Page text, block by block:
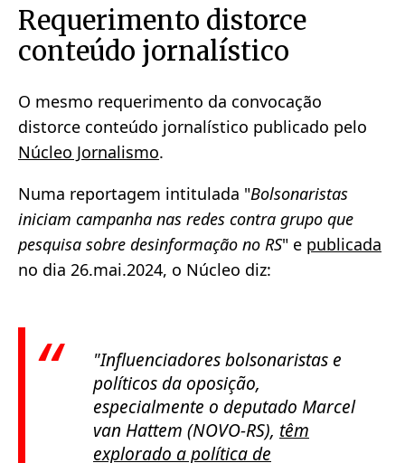
Requerimento distorce
conteúdo jornalístico
O mesmo requerimento da convocação
distorce conteúdo jornalístico publicado pelo
Núcleo Jornalismo.
Numa reportagem intitulada "Bolsonaristas
iniciam campanha nas redes contra grupo que
pesquisa sobre desinformação no RS" e publicada
no dia 26.mai.2024, o Núcleo diz:
"Influenciadores bolsonaristas e
políticos da oposição,
especialmente o deputado Marcel
van Hattem (NOVO-RS), têm
explorado a política de